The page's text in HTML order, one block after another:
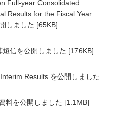
Full-year Consolidated
Results for the Fiscal Year
しました [65KB]
信を公開しました [176KB]
Results を公開しました
料を公開しました [1.1MB]